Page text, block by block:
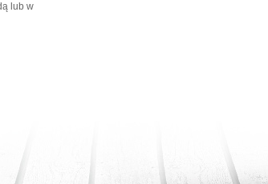
lub w